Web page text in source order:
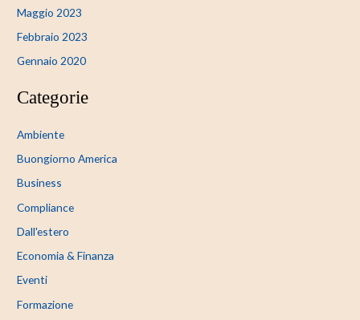
Maggio 2023
Febbraio 2023
Gennaio 2020
Categorie
Ambiente
Buongiorno America
Business
Compliance
Dall'estero
Economia & Finanza
Eventi
Formazione